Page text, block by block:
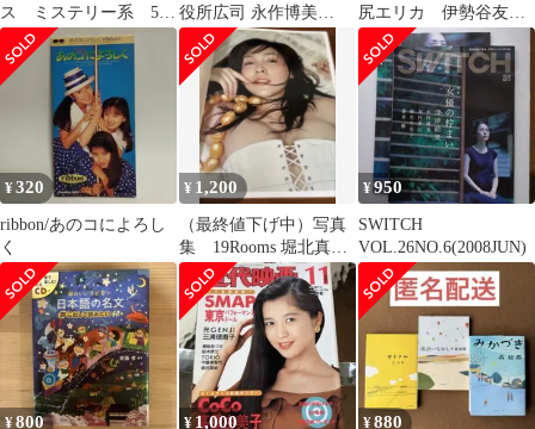
ス ミステリー系 5枚
セット まとめ売り
役所広司 永作博美
DVD
尻エリカ 伊勢谷友
介 竹内結子 永作博
美 サエコ セルDV
¥320
ribbon/あのコによろし
く
¥ 1,200
（最終値下げ中）写真
集 19Rooms 堀北真
希 麻生久美子 宮崎
あおい広末涼子
¥950
SWITCH
VOL.26NO.6(2008JUN)
¥800 ¥ 1,000 ¥880